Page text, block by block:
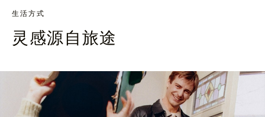
生活方式
灵感源自旅途